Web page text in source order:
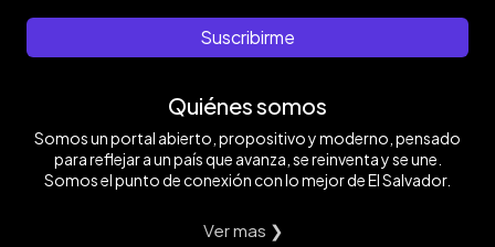
Suscribirme
Quiénes somos
Somos un portal abierto, propositivo y moderno, pensado
para reflejar a un país que avanza, se reinventa y se une.
Somos el punto de conexión con lo mejor de El Salvador.
Ver mas ❯